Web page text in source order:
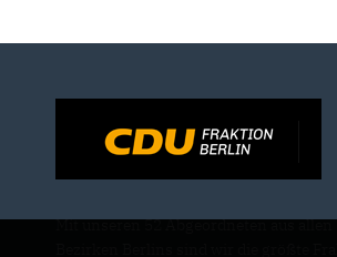
Mit unseren 52 Abgeordneten aus allen